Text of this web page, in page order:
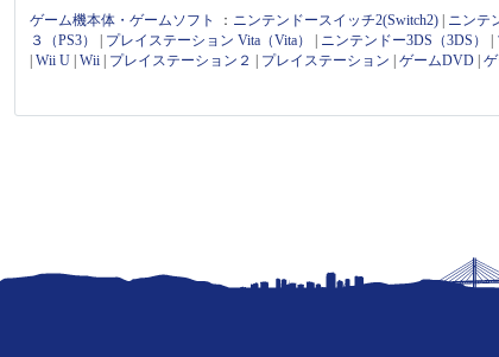
ゲーム機本体・ゲームソフト ： ニンテンドースイッチ2(Switch2) ニンテ
３（PS3）
プレイステーション Vita（Vita） ニンテンドー3DS（3DS）
|Wii U |Wii プレイステーション２ プレイステーション |ゲームDVD |